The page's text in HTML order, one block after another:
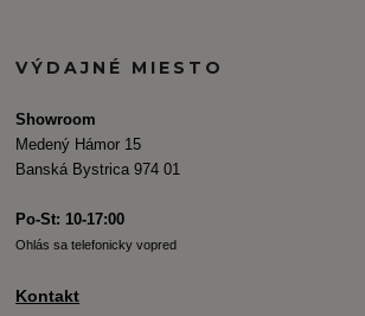
VÝDAJNÉ MIESTO
Showroom
Medený Hámor 15
Banská Bystrica 974 01
Po-St: 10-17:00
Ohlás sa telefonicky vopred
Kontakt